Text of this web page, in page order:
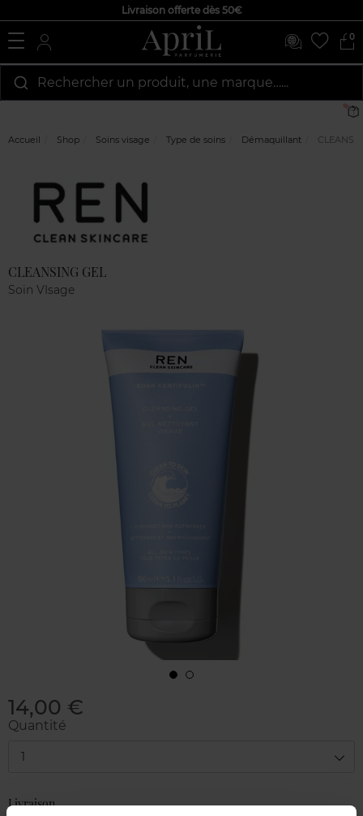
Livraison offerte dès 50€
0
Rechercher un produit, une marque…...
Accueil Shop Soins visage Type de soins Démaquillant
Marque
CLEANSING GEL
Soin VIsage
14,00 €
Quantité
1
Livraison